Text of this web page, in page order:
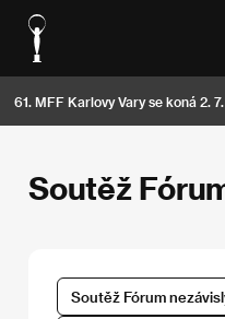
61. MFF Karlovy Vary se koná 2.
Soutěž
Soutěž Fórum